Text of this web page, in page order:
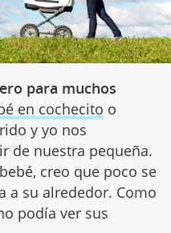
para muchos
en cochecito o
y yo nos
de nuestra pequeña.
creo que poco se
a su alrededor. Como
podía ver sus